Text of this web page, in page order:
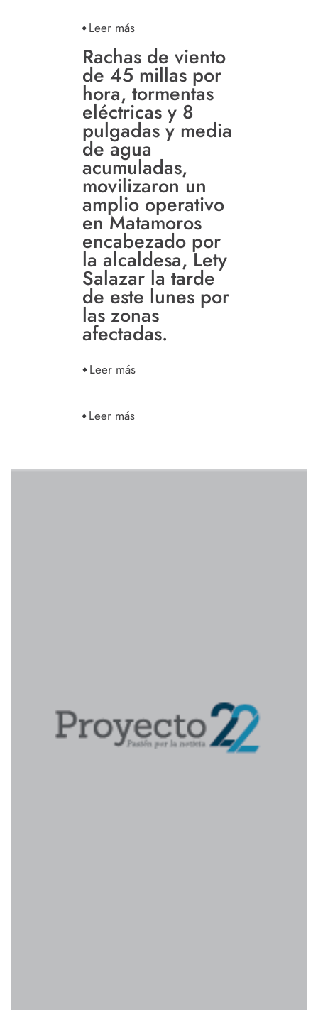
Leer más
Rachas de viento
de 45 millas por
hora, tormentas
eléctricas y 8
pulgadas y media
de agua
acumuladas,
movilizaron un
amplio operativo
en Matamoros
encabezado por
la alcaldesa, Lety
Salazar la tarde
de este lunes por
las zonas
afectadas.
Leer más
Leer más